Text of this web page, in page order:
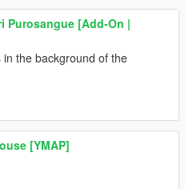
Purosangue [Add-On |
the background of the
[YMAP]